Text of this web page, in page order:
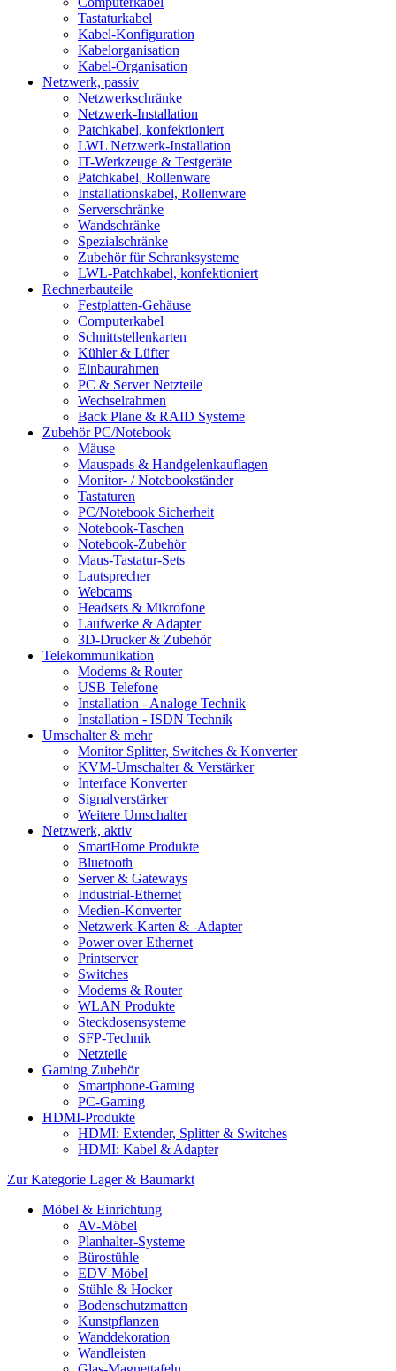
Tastaturkabel
Kabel-Konfiguration
Kabelorganisation
Kabel-Organisation
Netzwerk, passiv
Netzwerkschränke
Netzwerk-Installation
Patchkabel, konfektioniert
LWL Netzwerk-Installation
IT-Werkzeuge & Testgeräte
Patchkabel, Rollenware
Installationskabel, Rollenware
Serverschränke
Wandschränke
Spezialschränke
Zubehör für Schranksysteme
LWL-Patchkabel, konfektioniert
Rechnerbauteile
Festplatten-Gehäuse
Computerkabel
Schnittstellenkarten
Kühler & Lüfter
Einbaurahmen
PC & Server Netzteile
Wechselrahmen
Back Plane & RAID Systeme
Zubehör PC/Notebook
Mäuse
Mauspads & Handgelenkauflagen
Monitor- / Notebookständer
Tastaturen
PC/Notebook Sicherheit
Notebook-Taschen
Notebook-Zubehör
Maus-Tastatur-Sets
Lautsprecher
Webcams
Headsets & Mikrofone
Laufwerke & Adapter
3D-Drucker & Zubehör
Telekommunikation
Modems & Router
USB Telefone
Installation - Analoge Technik
Installation - ISDN Technik
Umschalter & mehr
Monitor Splitter, Switches & Konverter
KVM-Umschalter & Verstärker
Interface Konverter
Signalverstärker
Weitere Umschalter
Netzwerk, aktiv
SmartHome Produkte
Bluetooth
Server & Gateways
Industrial-Ethernet
Medien-Konverter
Netzwerk-Karten & -Adapter
Power over Ethernet
Printserver
Switches
Modems & Router
WLAN Produkte
Steckdosensysteme
SFP-Technik
Netzteile
Gaming Zubehör
Smartphone-Gaming
PC-Gaming
HDMI-Produkte
HDMI: Extender, Splitter & Switches
HDMI: Kabel & Adapter
Zur Kategorie Lager & Baumarkt
Möbel & Einrichtung
AV-Möbel
Planhalter-Systeme
Bürostühle
EDV-Möbel
Stühle & Hocker
Bodenschutzmatten
Kunstpflanzen
Wanddekoration
Wandleisten